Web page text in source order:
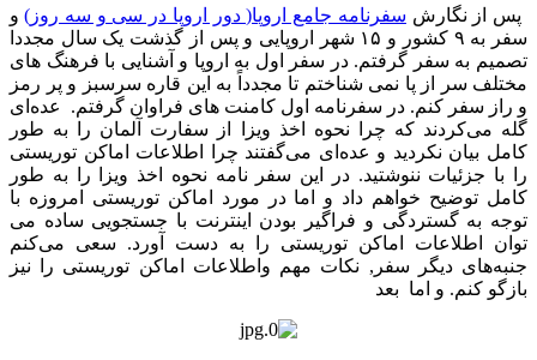
پس از نگارش سفرنامه جامع اروپا( دور اروپا در سی و سه روز) و
سفر به ۹ کشور و ۱۵ شهر اروپایی و پس از گذشت یک سال مجددا
تصمیم به سفر گرفتم. در سفر اول به اروپا و آشنایی با فرهنگ های
مختلف سر از پا نمی شناختم تا مجدداً به این قاره سرسبز و پر رمز
و راز سفر کنم. در سفرنامه اول کامنت های فراوان گرفتم. عده‌ای
گله می‌کردند که چرا نحوه اخذ ویزا از سفارت آلمان را به طور
کامل بیان نکردید و عده‌ای می‌گفتند چرا اطلاعات اماکن توریستی
را با جزئیات ننوشتید. در این سفر نامه نحوه اخذ ویزا را به طور
کامل توضیح خواهم داد و اما در مورد اماکن توریستی امروزه با
توجه به گستردگی و فراگیر بودن اینترنت با جستجویی ساده می
توان اطلاعات اماکن توریستی را به دست آورد. سعی می‌کنم
جنبه‌های دیگر سفر, نکات مهم واطلاعات اماکن توریستی را نیز
بازگو کنم. و اما بعد